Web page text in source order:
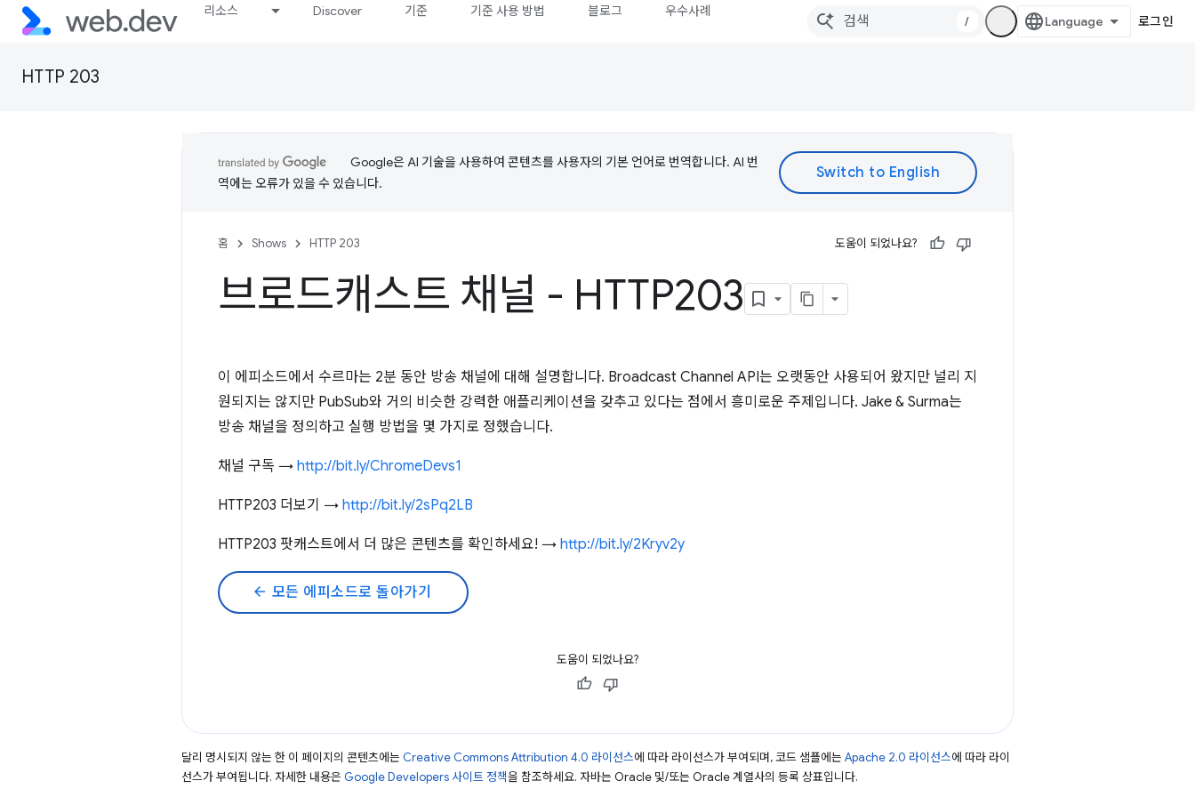
리소스 Discover 기준 기준 사용 방법 블로그 우수사례
/ 로그인
HTTP 203
Google은 AI 기술을 사용하여 콘텐츠를 사용자의 기본 언어로 번역합니다. AI 번
역에는 오류가 있을 수 있습니다.
홈 Shows HTTP 203 도움이 되었나요?
브로드캐스트 채널 - HTTP203
이 에피소드에서 수르마는 2분 동안 방송 채널에 대해 설명합니다. Broadcast Channel API는 오랫동안 사용되어 왔지만 널리 지
원되지는 않지만 PubSub와 거의 비슷한 강력한 애플리케이션을 갖추고 있다는 점에서 흥미로운 주제입니다. Jake & Surma는
방송 채널을 정의하고 실행 방법을 몇 가지로 정했습니다.
채널 구독 → http://bit.ly/ChromeDevs1
HTTP203 더보기 → http://bit.ly/2sPq2LB
HTTP203 팟캐스트에서 더 많은 콘텐츠를 확인하세요! → http://bit.ly/2Kryv2y
arrow_back 모든 에피소드로 돌아가기
도움이 되었나요?
달리 명시되지 않는 한 이 페이지의 콘텐츠에는 Creative Commons Attribution 4.0 라이선스에 따라 라이선스가 부여되며, 코드 샘플에는 Apache 2.0 라이선스에 따라 라이
선스가 부여됩니다. 자세한 내용은 Google Developers 사이트 정책을 참조하세요. 자바는 Oracle 및/또는 Oracle 계열사의 등록 상표입니다.